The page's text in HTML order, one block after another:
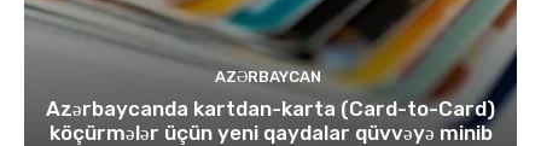
AZƏRBAYCAN
Azərbaycanda kartdan-karta (Card-to-Card)
köçürmələr üçün yeni qaydalar qüvvəyə minib